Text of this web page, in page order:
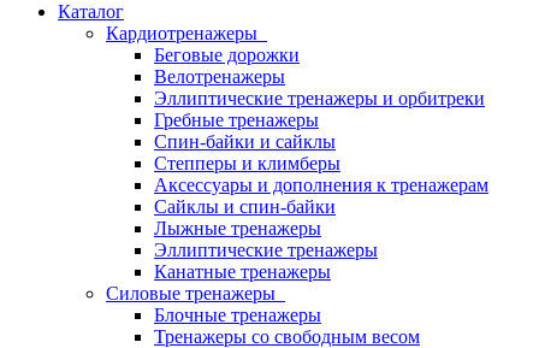
Каталог
Кардиотренажеры
Беговые дорожки
Велотренажеры
Эллиптические тренажеры и орбитреки
Гребные тренажеры
Спин-байки и сайклы
Степперы и климберы
Аксессуары и дополнения к тренажерам
Сайклы и спин-байки
Лыжные тренажеры
Эллиптические тренажеры
Канатные тренажеры
Силовые тренажеры
Блочные тренажеры
Тренажеры со свободным весом